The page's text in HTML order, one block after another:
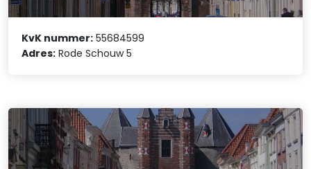
KvK nummer: 55684599
Adres: Rode Schouw 5